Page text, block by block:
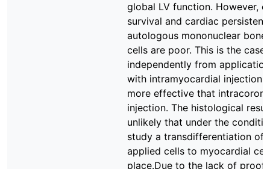
global LV function. However,
survival and cardiac
autologous mononuclear bone
cells are poor. This is the case
independently from
with intramyocardial injection
more effective that
injection. The histological
unlikely that under the
study a transdifferentiation of
applied cells to myocardial
place.Due to the lack of proof